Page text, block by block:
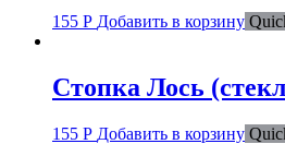
155 Р Добавить в корзину
Стопка Лось
155 Р Добавить в корзину